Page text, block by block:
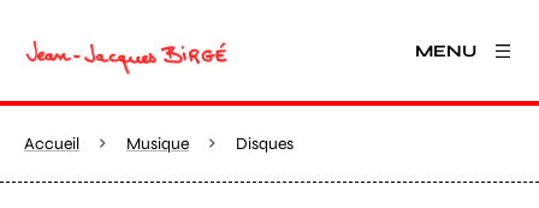
MENU
Accueil Musique Disques